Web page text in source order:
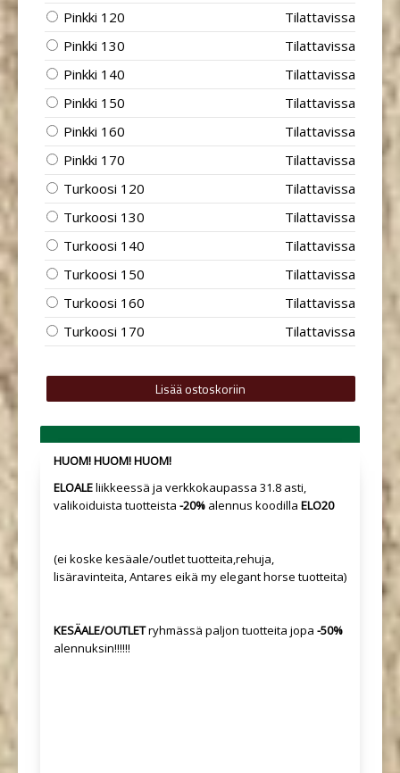
Pinkki 120
Tilattavissa
Pinkki 130
Tilattavissa
Pinkki 140
Tilattavissa
Pinkki 150
Tilattavissa
Pinkki 160
Tilattavissa
Pinkki 170
Tilattavissa
Turkoosi 120
Tilattavissa
Turkoosi 130
Tilattavissa
Turkoosi 140
Tilattavissa
Turkoosi 150
Tilattavissa
Turkoosi 160
Tilattavissa
Turkoosi 170
Tilattavissa
HUOM! HUOM! HUOM!
ELOALEliikkeessä ja verkkokaupassa 31.8 asti,
valikoiduista tuotteista -20% alennus koodilla ELO20
(ei koske kesäale/outlet tuotteita,rehuja,
lisäravinteita, Antares eikä my elegant horse tuotteita)
KESÄALE/OUTLETryhmässä paljon tuotteita jopa -50%
alennuksin!!!!!!